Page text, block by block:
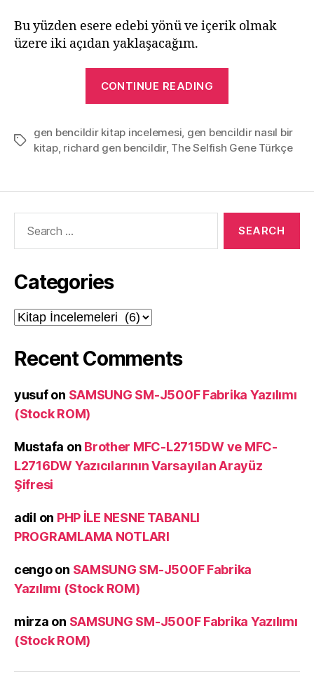
Bu yüzden esere edebi yönü ve içerik olmak
üzere iki açıdan yaklaşacağım.
CONTINUE READING
Richard
DAWKINS”
Tags
gen bencildir kitap incelemesi, gen bencildir nasıl bir
kitap, richard gen bencildir, The Selfish Gene Türkçe
Categories
Categories
Recent Comments
yusufon SAMSUNG SM-J500F Fabrika Yazılımı
(Stock ROM)
Mustafa on Brother MFC-L2715DW ve MFC-
L2716DW Yazıcılarının Varsayılan Arayüz
Şifresi
adil on PHP İLE NESNE TABANLI
PROGRAMLAMA NOTLARI
cengoon SAMSUNG SM-J500F Fabrika
Yazılımı (Stock ROM)
mirza on SAMSUNG SM-J500F Fabrika Yazılımı
(Stock ROM)